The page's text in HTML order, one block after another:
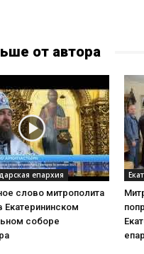
от автора
епархия
слово митрополита
Екатерининском
соборе